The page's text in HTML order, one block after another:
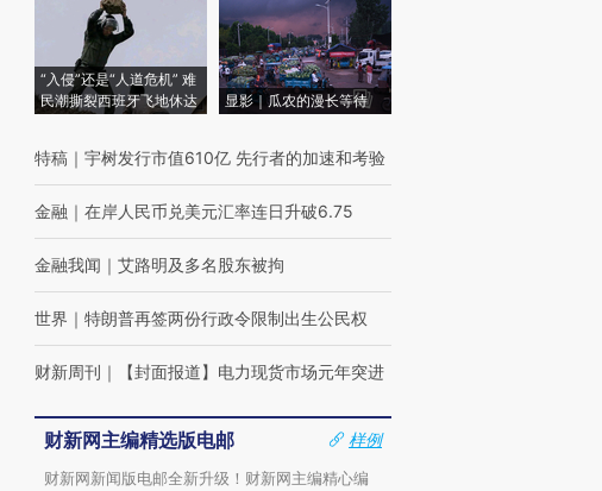
“入侵”还是“人道危机” 难
民潮撕裂西班牙飞地休达
显影｜瓜农的漫长等待
特稿 ｜ 宇树发行市值610亿 先行者的加速和考验
金融 ｜ 在岸人民币兑美元汇率连日升破6.75
金融我闻 ｜ 艾路明及多名股东被拘
世界 ｜ 特朗普再签两份行政令限制出生公民权
财新周刊 ｜ 【封面报道】电力现货市场元年突进
财新网主编精选版电邮
样例
财新网新闻版电邮全新升级！财新网主编精心编